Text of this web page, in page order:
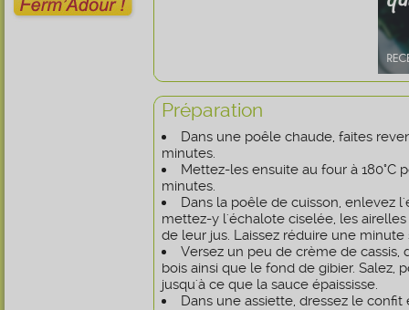
Préparation
Dans une poêle chaude, faites
minutes.
Mettez-les ensuite au four à 180°C
minutes.
Dans la poêle de cuisson, enlevez
mettez-y l'échalote ciselée, les
de leur jus. Laissez réduire une
Versez un peu de crème de cassis,
bois ainsi que le fond de gibier. Salez,
jusqu'à ce que la sauce épaississe.
Dans une assiette, dressez le